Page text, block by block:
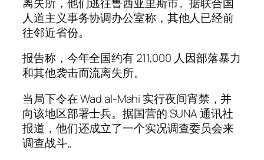
人道主义事务协调办公室称，其他人已经前
往邻近省份。
报告称，今年全国约有 211,000 人因部落暴力
和其他袭击而流离失所。
当局下令在 Wad al-Mahi 实行夜间宵禁，并
向该地区部署士兵。据国营的 SUNA 通讯社
报道，他们还成立了一个实况调查委员会来
调查战斗。